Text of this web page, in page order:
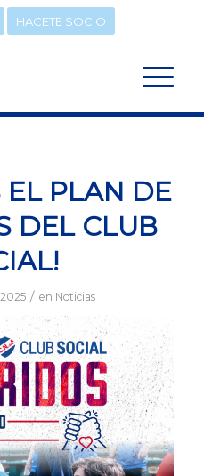
HACETE SOCIO
EL PLAN DE
DEL CLUB
/ en Noticias